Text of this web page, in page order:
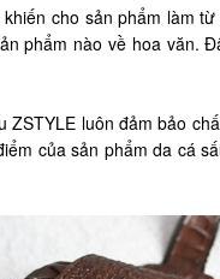
cho sản phẩm làm
phẩm nào về hoa văn.
luôn đảm bảo
của sản phẩm da cá